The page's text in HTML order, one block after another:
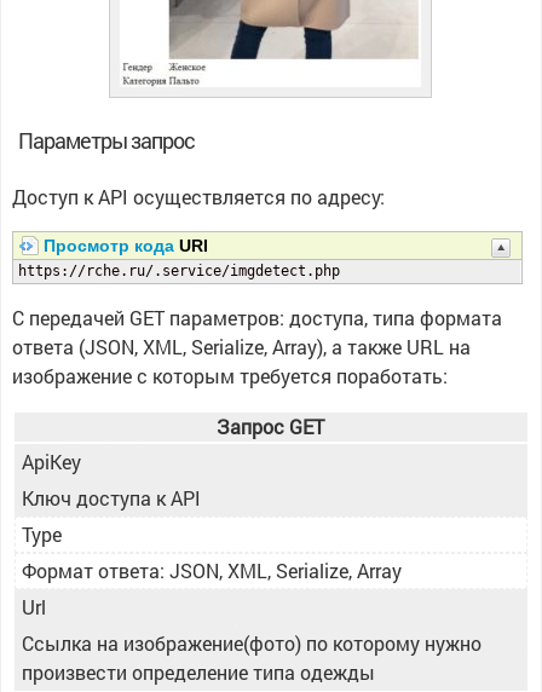
Параметры запрос
Доступ к API осуществляется по адресу:
Просмотр кодаURI
https://rche.ru/.service/imgdetect.php
С передачей GET параметров: доступа, типа формата
ответа (JSON, XML, Serialize, Array), а также URL на
изображение с которым требуется поработать:
Запрос GET
ApiKey
Ключ доступа к API
Type
Формат ответа: JSON, XML, Serialize, Array
Url
Ссылка на изображение(фото) по которому нужно
произвести определение типа одежды